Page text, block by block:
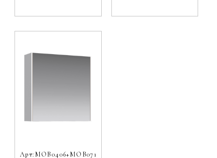
Арт:MOB0406+MOB0717W